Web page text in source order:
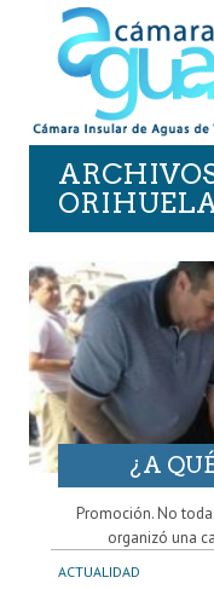
¿A
Promoción. No
organizó una
ACTUALIDAD